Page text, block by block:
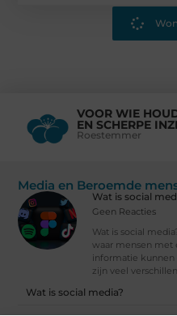
VOOR WIE
EN SCHERPE
Roestemmer
Media en Beroemde
Wat is social
Geen Reacties
Wat is social
waar mensen met
informatie kunnen
zijn veel
Wat is social media?